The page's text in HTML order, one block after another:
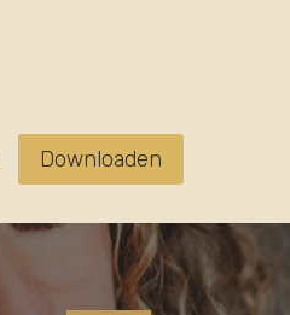
Downloaden